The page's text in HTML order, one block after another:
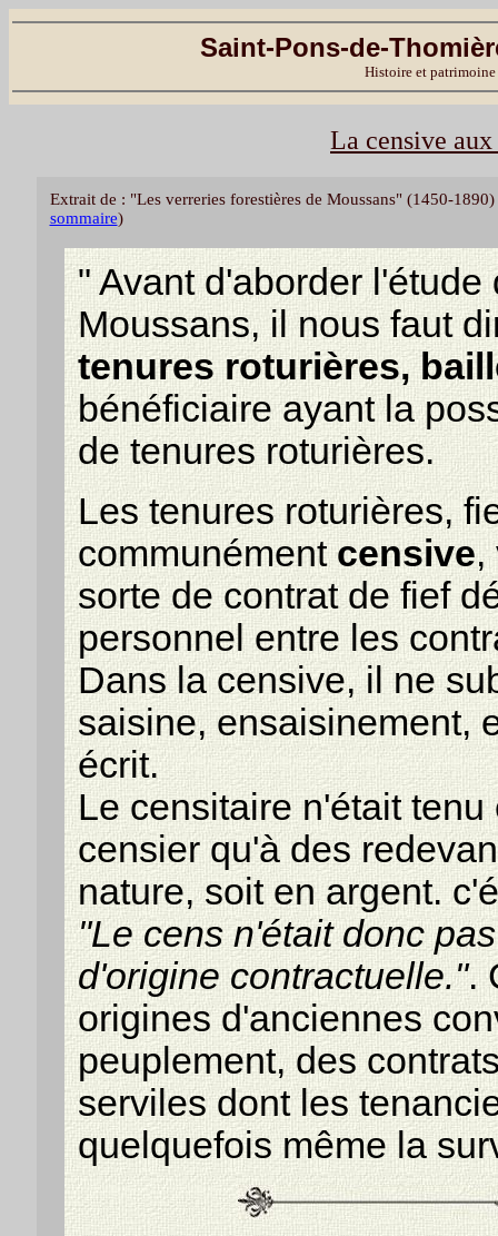
Saint-Pons-de-
Histoire et
La censive
Extrait de : "Les verreries forestières de Moussans" (1450-
sommaire)
" Avant d'aborder
Moussans, il nous faut
tenures roturières,
bénéficiaire ayant la
de tenures roturières.
Les tenures roturières,
communémentcensive,
sorte de contrat de fief
personnel entre les
Dans la censive, il ne
saisine, ensaisinement,
écrit.
Le censitaire n'était
censier qu'à des
nature, soit en argent.
"Le cens n'était donc
d'origine contractuelle.".
origines d'anciennes
peuplement, des
serviles dont les
quelquefois même la